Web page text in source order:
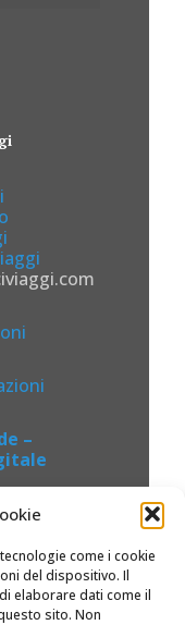
come i cookie
del dispositivo. Il
elaborare dati come il
sito. Non
–